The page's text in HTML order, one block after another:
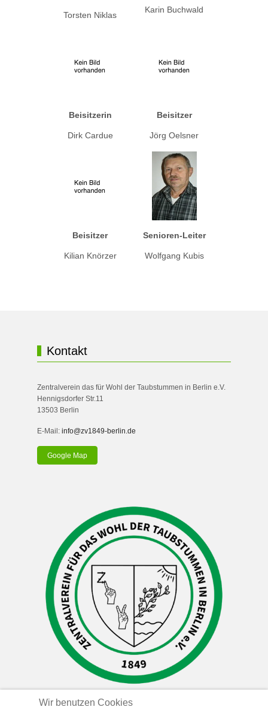
Torsten Niklas
Karin Buchwald
Beisitzerin
Dirk Cardue
Beisitzer
Jörg Oelsner
Beisitzer
Kilian Knörzer
Senioren-Leiter
Wolfgang Kubis
Kontakt
Zentralverein das für Wohl der Taubstummen in Berlin e.V.
Hennigsdorfer Str.11
13503 Berlin
E-Mail: info@zv1849-berlin.de
Google Map
Wir benutzen Cookies